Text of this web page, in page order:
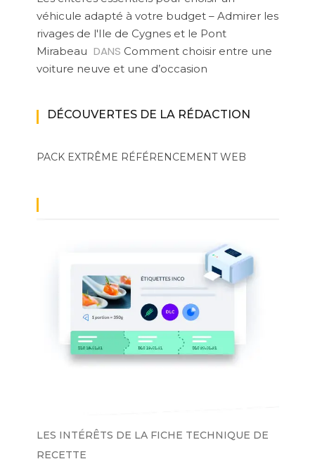
véhicule adapté à votre budget – Admirer les
rivages de l'Ile de Cygnes et le Pont
Mirabeau DANS Comment choisir entre une
voiture neuve et une d’occasion
DÉCOUVERTES DE LA RÉDACTION
PACK EXTRÊME RÉFÉRENCEMENT WEB
LES INTÉRÊTS DE LA FICHE TECHNIQUE DE
RECETTE